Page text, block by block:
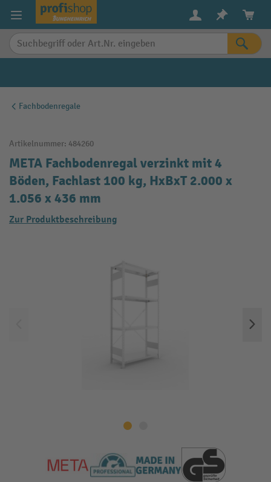
springen
Fachbodenregale
Artikelnummer: 484260
META Fachbodenregal verzinkt mit 4
Böden, Fachlast 100 kg, HxBxT 2.000 x
1.056 x 436 mm
Zur Produktbeschreibung